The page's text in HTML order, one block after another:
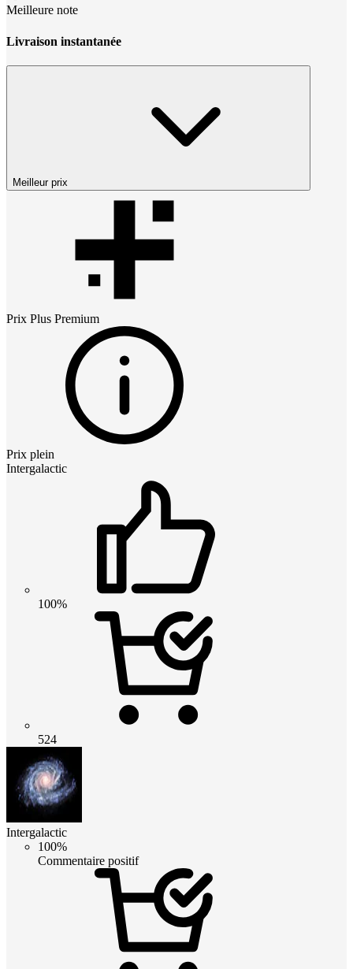
Meilleure note
Livraison instantanée
Meilleur prix
Prix Plus Premium
Prix plein
Intergalactic
100%
524
Intergalactic
100%
Commentaire positif